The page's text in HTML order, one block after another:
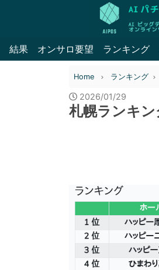
結果 オンサロ要望 ランキング
Home ランキング
2026/01/29
札幌ランキ